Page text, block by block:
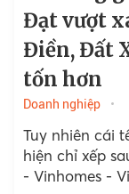
Đạt vượt
Điền, Đất
tốn hơn
Doanh nghiệp
Tuy nhiên cái
hiện chỉ xếp
- Vinhomes -